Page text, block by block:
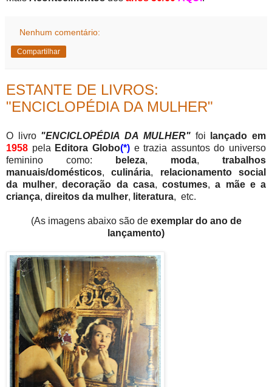
Nenhum comentário:
Compartilhar
ESTANTE DE LIVROS:
"ENCICLOPÉDIA DA MULHER"
O livro "ENCICLOPÉDIA DA MULHER"foi
lançado em
1958 pela Editora Globo(*) e trazia assuntos do universo
feminino como:
beleza, moda, trabalhos
manuais/domésticos,culinária, relacionamento social
da mulher,decoração da casa,costumes,a mãe e a
criança, direitos da mulher, literatura, etc.
(As imagens abaixo são de exemplar do ano de
lançamento)